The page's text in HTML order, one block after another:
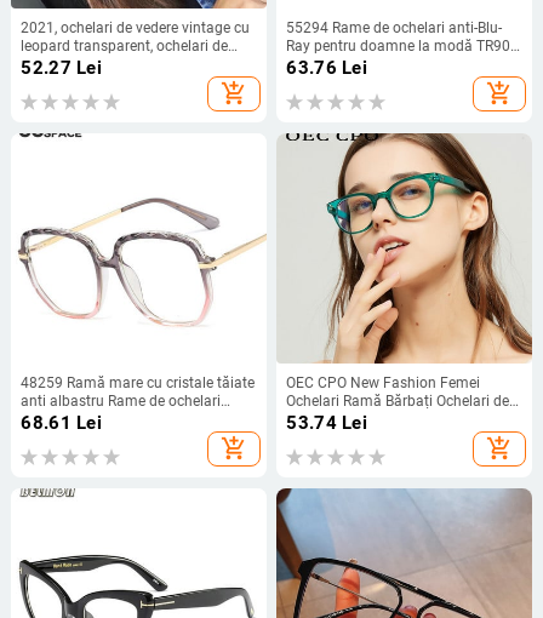
2021, ochelari de vedere vintage cu
leopard transparent, ochelari de
ochi de ochi de pisică sexy, ochelari
de vedere pentru femei UV400
52.27 Lei
add_shopping_cart
55294 Rame de ochelari anti-Blu-
Ray pentru doamne la modă TR90
picioare metalice Ochelari de
calculator Ochelari de vedere optici
Ochelari de vedere cu personalitate
63.76 Lei
add_shopping_cart
48259 Ramă mare cu cristale tăiate
anti albastru Rame de ochelari
pentru femei Rame de prescripție
optice pătrate Ochelari de modă
pentru computer
68.61 Lei
add_shopping_cart
OEC CPO New Fashion Femei
Ochelari Ramă Bărbați Ochelari de
vedere negru leopard Rama
Ochelari de epocă cu lentile clare
Rama optică pentru ochelari
53.74Lei
add_shopping_cart